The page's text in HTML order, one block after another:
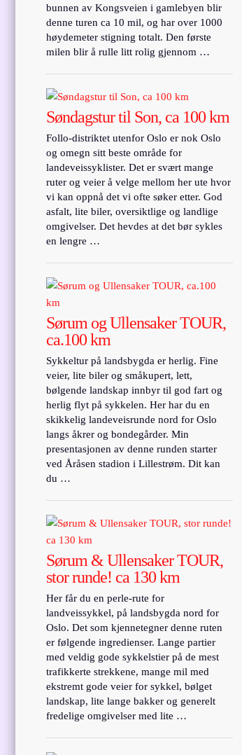
bunnen av Kongsveien i gamlebyen blir
denne turen ca 10 mil, og har over 1000
høydemeter stigning totalt. Den første
milen blir å rulle litt rolig gjennom …
Søndagstur til Son, ca 100 km
Follo-distriktet utenfor Oslo er nok Oslo
og omegn sitt beste område for
landeveissyklister. Det er svært mange
ruter og veier å velge mellom her ute hvor
vi kan oppnå det vi ofte søker etter. God
asfalt, lite biler, oversiktlige og landlige
omgivelser. Det hevdes at det bør sykles
en lengre …
Sørum og Ullensaker TOUR,
ca.100 km
Sykkeltur på landsbygda er herlig. Fine
veier, lite biler og småkupert, lett,
bølgende landskap innbyr til god fart og
herlig flyt på sykkelen. Her har du en
skikkelig landeveisrunde nord for Oslo
langs åkrer og bondegårder. Min
presentasjonen av denne runden starter
ved Åråsen stadion i Lillestrøm. Dit kan
du …
Sørum & Ullensaker TOUR,
stor runde! ca 130 km
Her får du en perle-rute for
landveissykkel, på landsbygda nord for
Oslo. Det som kjennetegner denne ruten
er følgende ingredienser. Lange partier
med veldig gode sykkelstier på de mest
trafikkerte strekkene, mange mil med
ekstremt gode veier for sykkel, bølget
landskap, lite lange bakker og generelt
fredelige omgivelser med lite …